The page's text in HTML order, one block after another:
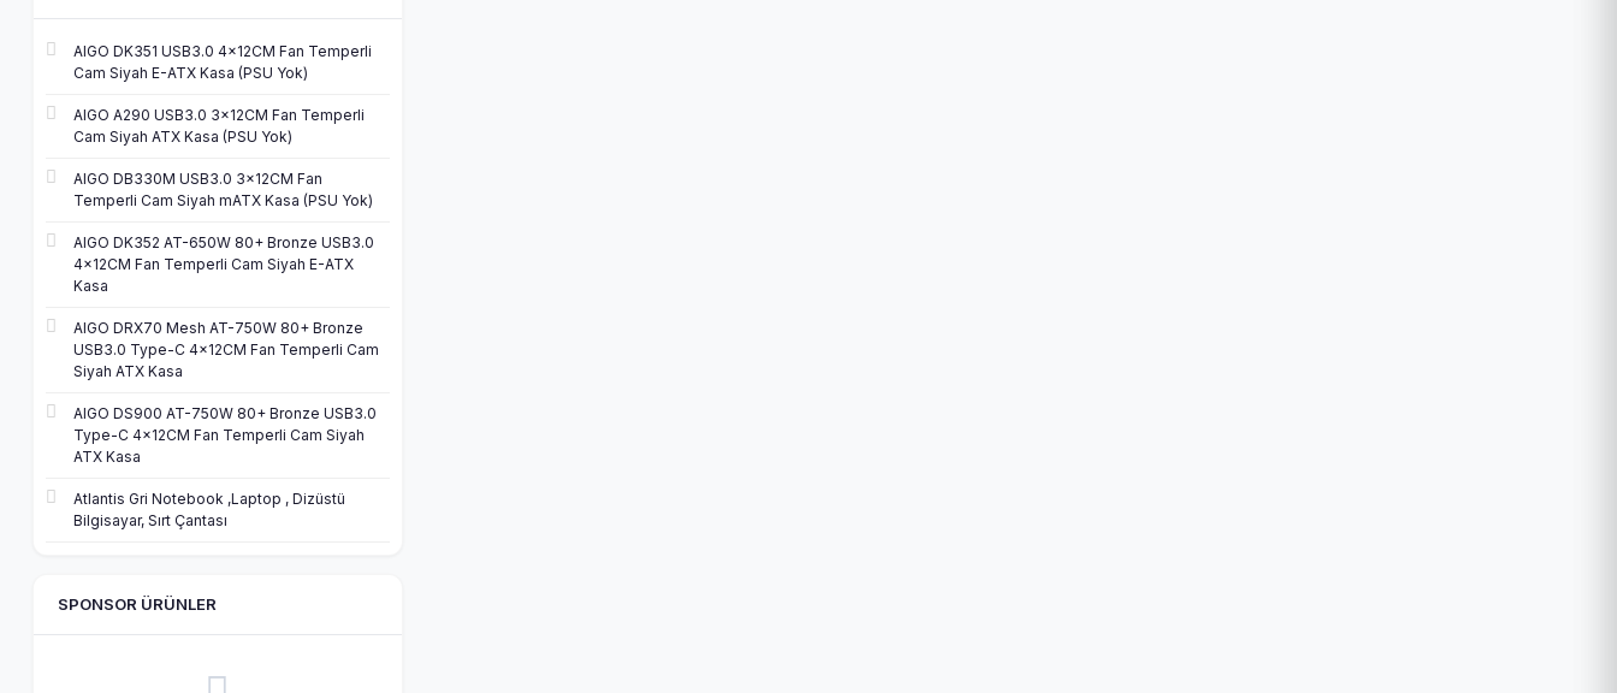
AIGO DK351 USB3.0 4×12CM Fan Temperli
Cam Siyah E-ATX Kasa (PSU Yok)
AIGO A290 USB3.0 3×12CM Fan Temperli
Cam Siyah ATX Kasa (PSU Yok)
AIGO DB330M USB3.0 3×12CM Fan
Temperli Cam Siyah mATX Kasa (PSU Yok)
AIGO DK352 AT-650W 80+ Bronze USB3.0
4×12CM Fan Temperli Cam Siyah E-ATX
Kasa
AIGO DRX70 Mesh AT-750W 80+ Bronze
USB3.0 Type-C 4×12CM Fan Temperli Cam
Siyah ATX Kasa
AIGO DS900 AT-750W 80+ Bronze USB3.0
Type-C 4×12CM Fan Temperli Cam Siyah
ATX Kasa
Atlantis Gri Notebook ,Laptop , Dizüstü
Bilgisayar, Sırt Çantası
SPONSOR ÜRÜNLER